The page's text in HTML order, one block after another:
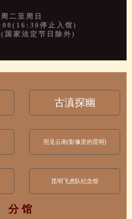
周二至周日
停止入馆)
国家法定节日除外)
古滇探幽
照见云南(影像里的昆明)
昆明飞虎队纪念馆
分 馆